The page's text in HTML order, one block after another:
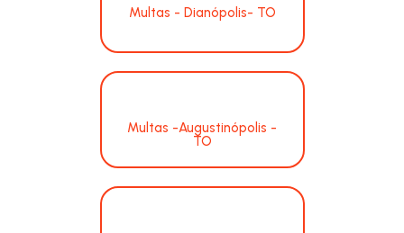
Multas - Dianópolis- TO
Multas -Augustinópolis -
TO